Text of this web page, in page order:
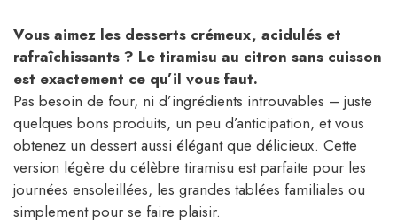
Vous aimez les desserts crémeux, acidulés et
rafraîchissants ? Le tiramisu au citron sans cuisson
est exactement ce qu’il vous faut.
Pas besoin de four, ni d’ingrédients introuvables – juste
quelques bons produits, un peu d’anticipation, et vous
obtenez un dessert aussi élégant que délicieux. Cette
version légère du célèbre tiramisu est parfaite pour les
journées ensoleillées, les grandes tablées familiales ou
simplement pour se faire plaisir.